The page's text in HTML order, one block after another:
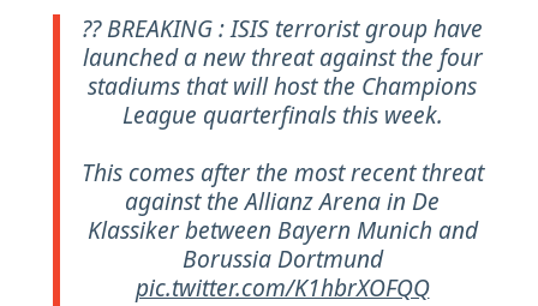
?? BREAKING : ISIS terrorist group have
launched a new threat against the four
stadiums that will host the Champions
League quarterfinals this week.
This comes after the most recent threat
against the Allianz Arena in De
Klassiker between Bayern Munich and
Borussia Dortmund
pic.twitter.com/K1hbrXOFQQ